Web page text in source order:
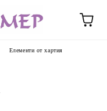
Елементи от хартия